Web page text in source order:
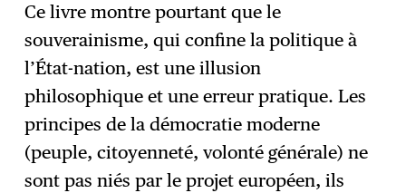
Ce livre montre pourtant que le
souverainisme, qui confine la politique à
l’État-nation, est une illusion
philosophique et une erreur pratique. Les
principes de la démocratie moderne
(peuple, citoyenneté, volonté générale) ne
sont pas niés par le projet européen, ils